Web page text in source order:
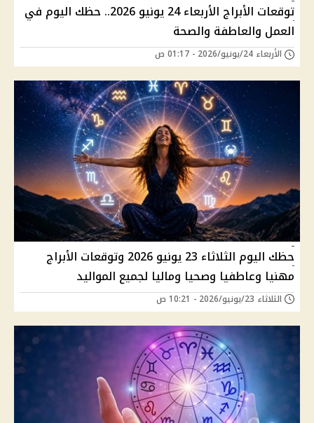
توقعات الأبراج الأربعاء 24 يونيو 2026.. حظك اليوم في
العمل والعاطفة والصحة
الأربعاء 24/يونيو/2026 - 01:17 ص
حظك اليوم الثلاثاء 23 يونيو 2026 وتوقعات الأبراج
مهنيا وعاطفيا وصحيا وماليا لجميع المواليد
الثلاثاء 23/يونيو/2026 - 10:21 ص